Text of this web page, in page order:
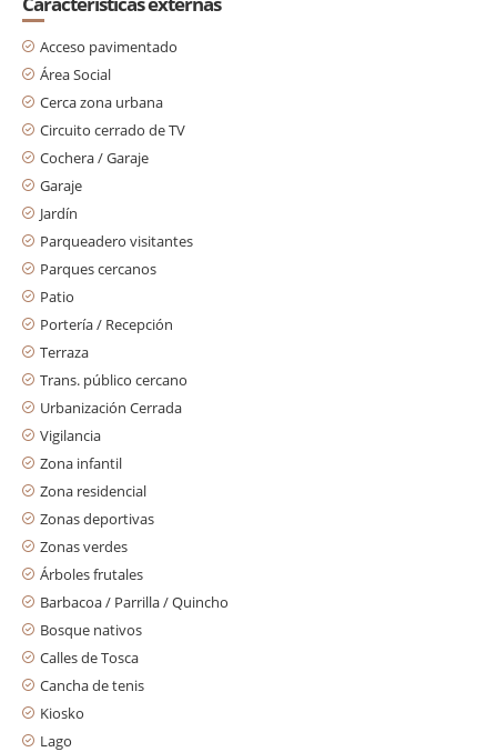
Acceso pavimentado
Área Social
Cerca zona urbana
Circuito cerrado de TV
Cochera / Garaje
Garaje
Jardín
Parqueadero visitantes
Parques cercanos
Patio
Portería / Recepción
Terraza
Trans. público cercano
Urbanización Cerrada
Vigilancia
Zona infantil
Zona residencial
Zonas deportivas
Zonas verdes
Árboles frutales
Barbacoa / Parrilla / Quincho
Bosque nativos
Calles de Tosca
Cancha de tenis
Kiosko
Lago